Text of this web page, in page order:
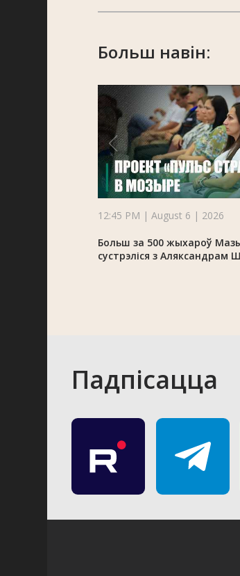
Больш навін:
12:45 PM | August 6 | 2026
Больш за 500 жыхароў
сустрэліся з Аляксандрам
Падпісацца